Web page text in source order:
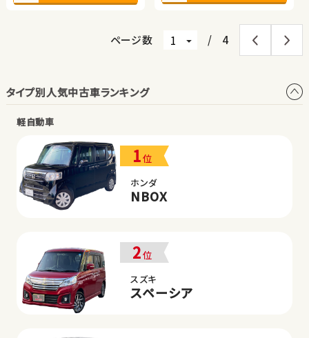
ページ数 / 4
タイプ別人気中古車ランキング
軽自動車
1位
ホンダ
NBOX
2位
スズキ
スペーシア